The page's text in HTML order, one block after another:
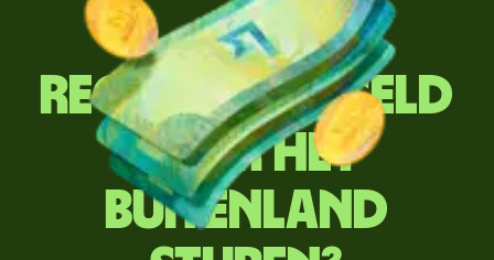
Regelmatig geld
naar het
buitenland